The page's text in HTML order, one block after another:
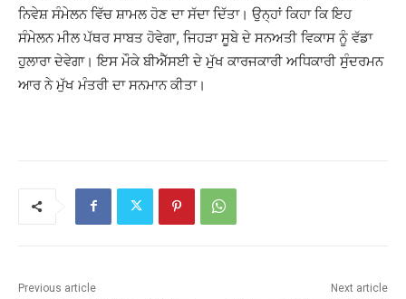
ਨਿਵੇਸ਼ ਸੰਮੇਲਨ ਵਿੱਚ ਸ਼ਾਮਲ ਹੋਣ ਦਾ ਸੱਦਾ ਦਿੱਤਾ। ਉਨ੍ਹਾਂ ਕਿਹਾ ਕਿ ਇਹ
ਸੰਮੇਲਨ ਮੀਲ ਪੱਥਰ ਸਾਬਤ ਹੋਵੇਗਾ, ਜਿਹੜਾ ਸੂਬੇ ਦੇ ਸਨਅਤੀ ਵਿਕਾਸ ਨੂੰ ਵੱਡਾ
ਹੁਲਾਰਾ ਦੇਵੇਗਾ। ਇਸ ਮੌਕੇ ਬੀਐੱਸਈ ਦੇ ਮੁੱਖ ਕਾਰਜਕਾਰੀ ਅਧਿਕਾਰੀ ਸੁੰਦਰਮਨ
ਆਰ ਨੇ ਮੁੱਖ ਮੰਤਰੀ ਦਾ ਸਨਮਾਨ ਕੀਤਾ।
Previous article Next article